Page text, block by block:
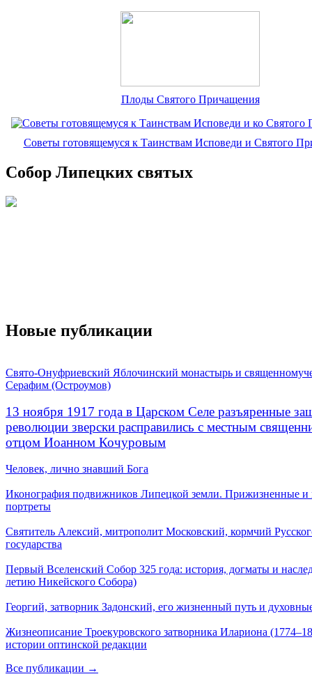
Плоды Святого Причащения
Советы готовящемуся к Таинствам Исповеди и Святого
Собор Липецких святых
Новые публикации
Свято-Онуфриевский Яблочинский монастырь и
Серафим (Остроумов)
13 ноября 1917 года в Царском Селе разъяренные
революции зверски расправились с местным
отцом Иоанном Кочуровым
Человек, лично знавший Бога
Иконография подвижников Липецкой земли. Прижизненные и
портреты
Святитель Алексий, митрополит Московский, кормчий
государства
Первый Вселенский Собор 325 года: история, догматы и
летию Никейского Собора)
Георгий, затворник Задонский, его жизненный путь и
Жизнеописание Троекуровского затворника Илариона
истории оптинской редакции
Все публикации →